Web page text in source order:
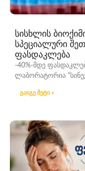
სისხლის
სპეციალური
ფასდაკლება
-40%-მდე
ლაბორატორია
გაიგე მეტი »